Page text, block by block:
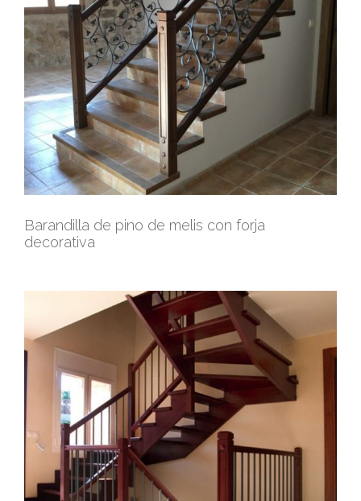
Barandilla de pino de melis con forja
decorativa